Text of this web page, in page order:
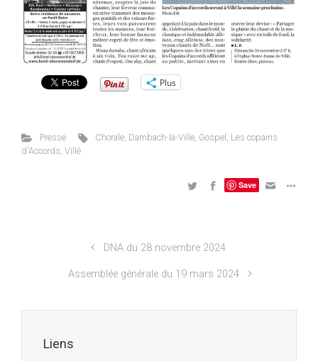
Plus
Presse Chorale, Dambach-la-Ville, Gospel , Les copains
d'Accords, Villé
Save
DNA du 28 novembre 2024
Assemblée générale du 19 mars 2024
Liens